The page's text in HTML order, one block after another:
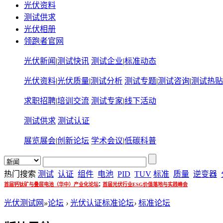
光伏资料
测试供求
光伏相册
领跑者官网
光伏新闻 |测试快讯 测试企业|标准动态
光伏资料|光伏质量|测试分析 测试专题|测试咨询|测试热贴
求职招聘|培训交流 测试专家|线下活动
测试供求 测试认证
展览展会|创新论坛 学术会议|低碳科普
热门搜索 测试 认证 组件 电池 PID TUV 标准 质量 逆变器
首届钙钛矿与叠层电池（华中）产业化论坛; 首届光伏行业ESG价值落地与实践峰会
光伏测试网 »论坛 › 光伏认证标准论坛› 标准论坛